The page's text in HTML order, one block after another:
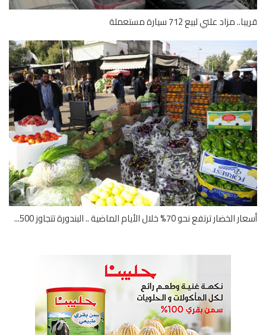
مزاد علني لبيع 712 سيارة مستعملة
ترتفع نحو 70% خلال الأيام الماضية .. البندورة تتجاوز 500...